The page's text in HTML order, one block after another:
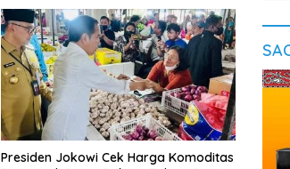
Presiden Jokowi Cek Harga Komoditas